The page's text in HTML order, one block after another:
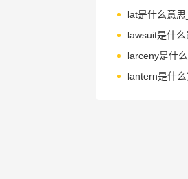
lat是什么意
lawsuit是什
larceny是什
lantern是什